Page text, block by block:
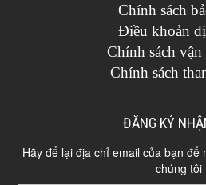
Chính sách
Điều khoản
Chính sách vận
Chính sách
ĐĂNG KÝ
Hãy để lại địa chỉ email của bạn
chúng tôi